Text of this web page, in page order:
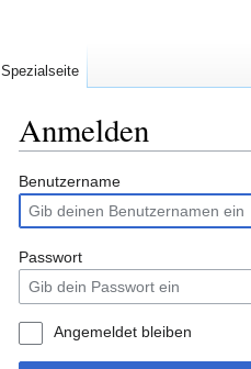
Anmelden
Zur
Navigation
springen
Zur
Suche
springen
Benutzername
Passwort
Angemeldet bleiben
Spezialseite